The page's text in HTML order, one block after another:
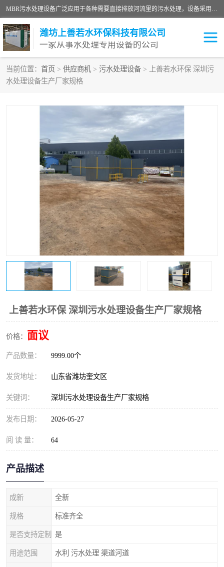
MBR污水处理设备广泛应用于各种需要直接排放河流里的污水处理，设备采用膜生物反应器（Membrane Bioreactor,简称MBR〕技术，取代了传统工艺中的二沉池，它可以*地进行固液分离，得到直接使用的稳定中水，又可在生物池内维持高浓度的微生物量，工艺剩余污泥少，极有效地去除氨氮，出水悬浮物和浊度接近于零，出水中细菌和病毒被大幅度去除，能耗低，占地面积小。
潍坊上善若水环保科技有限公司
一家从事水处理专用设备的公司
当前位置： 首页 > 供应商机 > 污水处理设备 > 上善若水环保 深圳污
水处理设备生产厂家规格
上善若水环保 深圳污水处理设备生产厂家规格
价格： 面议
产品数量： 9999.00个
发货地址： 山东省潍坊奎文区
关键词： 深圳污水处理设备生产厂家规格
发布日期： 2026-05-27
阅 读 量： 64
产品描述
成新 全新
规格 标准齐全
是否支持定制 是
用途范围 水利 污水处理 渠道河道
污水处理设备
油墨污水处理设备
洗涤污水处理设备 实验室污水处理设备
诊所门诊污水处理设备 臭氧消毒设备
养殖污水处理设备 屠宰污水处理设备
一体化污水处理设备 食品制造业污水处理设备
医院辐射污水衰变池